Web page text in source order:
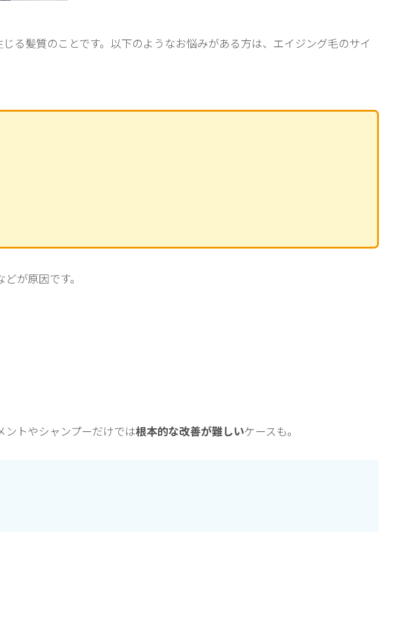
る髪質のことです。以下のようなお悩みがある方は、エイジング毛のサイ
が原因です。
トやシャンプーだけでは根本的な改善が難しいケースも。